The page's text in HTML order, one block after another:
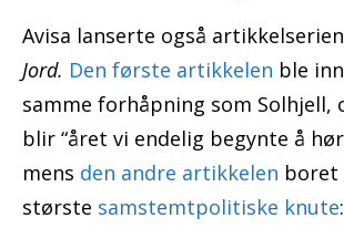
Avisa lanserte også artikkelserien
Jord. Den første artikkelen ble
samme forhåpning som Solhjell,
blir “året vi endelig begynte å
mens den andre artikkelen boret
største samstemtpolitiske knute: